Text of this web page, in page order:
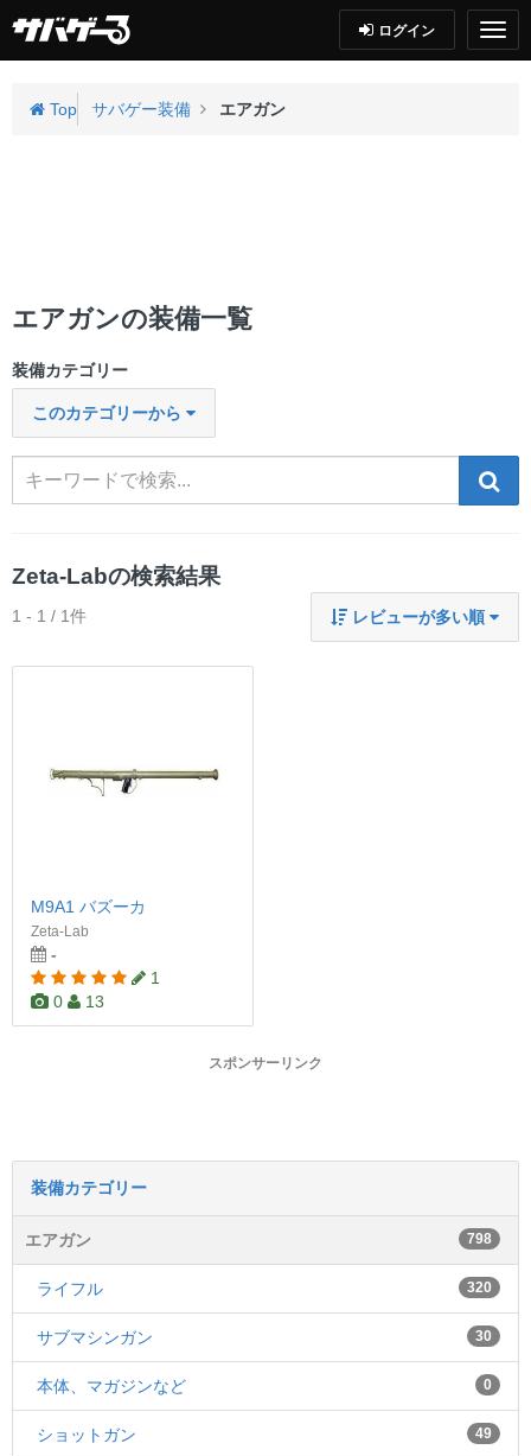
ログイン
Top サバゲー装備 エアガン
エアガンの装備一覧
装備カテゴリー
このカテゴリーから
Zeta-Labの検索結果
レビューが多い順
1 - 1 / 1件
M9A1 バズーカ
Zeta-Lab
-
1
0
13
スポンサーリンク
装備カテゴリー
エアガン 798
ライフル 320
サブマシンガン 30
本体、マガジンなど 0
ショットガン 49